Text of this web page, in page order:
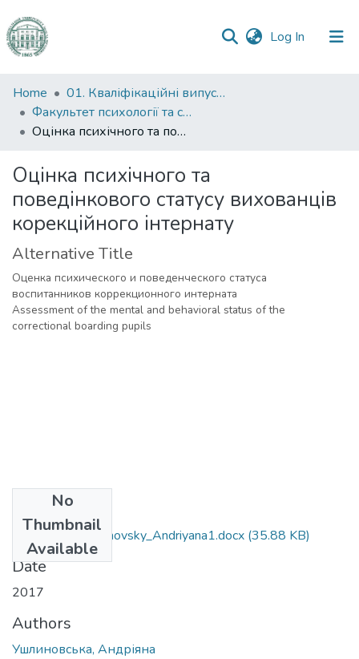
Log In (current)
Communities
&
Collections
Statistics
Home
01. Кваліфікаційні випускні роботи здобувачів вищої освіти
Факультет психології та соціальної роботи
Оцінка психічного та поведінкового статусу вихованців корекційного інтернату
Оцінка психічного та
поведінкового статусу вихованців
корекційного інтернату
Alternative Title
Оценка психического и поведенческого статуса
воспитанников коррекционного интерната
Assessment of the mental and behavioral status of the
correctional boarding pupils
No
Thumbnail
Available
6.030102_Ustylnovsky_Andriyana1.docx (35.88 KB)
Date
2017
Authors
Ушлиновська, Андріяна